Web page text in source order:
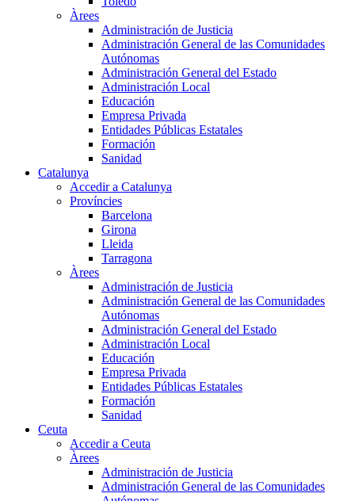
Àrees
Administración de Justicia
Administración General de las Comunidades
Autónomas
Administración General del Estado
Administración Local
Educación
Empresa Privada
Entidades Públicas Estatales
Formación
Sanidad
Catalunya
Accedir a Catalunya
Províncies
Barcelona
Girona
Lleida
Tarragona
Àrees
Administración de Justicia
Administración General de las Comunidades
Autónomas
Administración General del Estado
Administración Local
Educación
Empresa Privada
Entidades Públicas Estatales
Formación
Sanidad
Ceuta
Accedir a Ceuta
Àrees
Administración de Justicia
Administración General de las Comunidades